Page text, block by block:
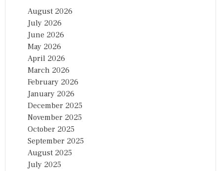
August 2026
July 2026
June 2026
May 2026
April 2026
March 2026
February 2026
January 2026
December 2025
November 2025
October 2025
September 2025
August 2025
July 2025